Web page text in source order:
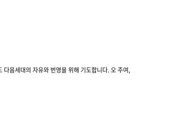
음세대의 자유와 번영을 위해 기도합니다. 오 주여,